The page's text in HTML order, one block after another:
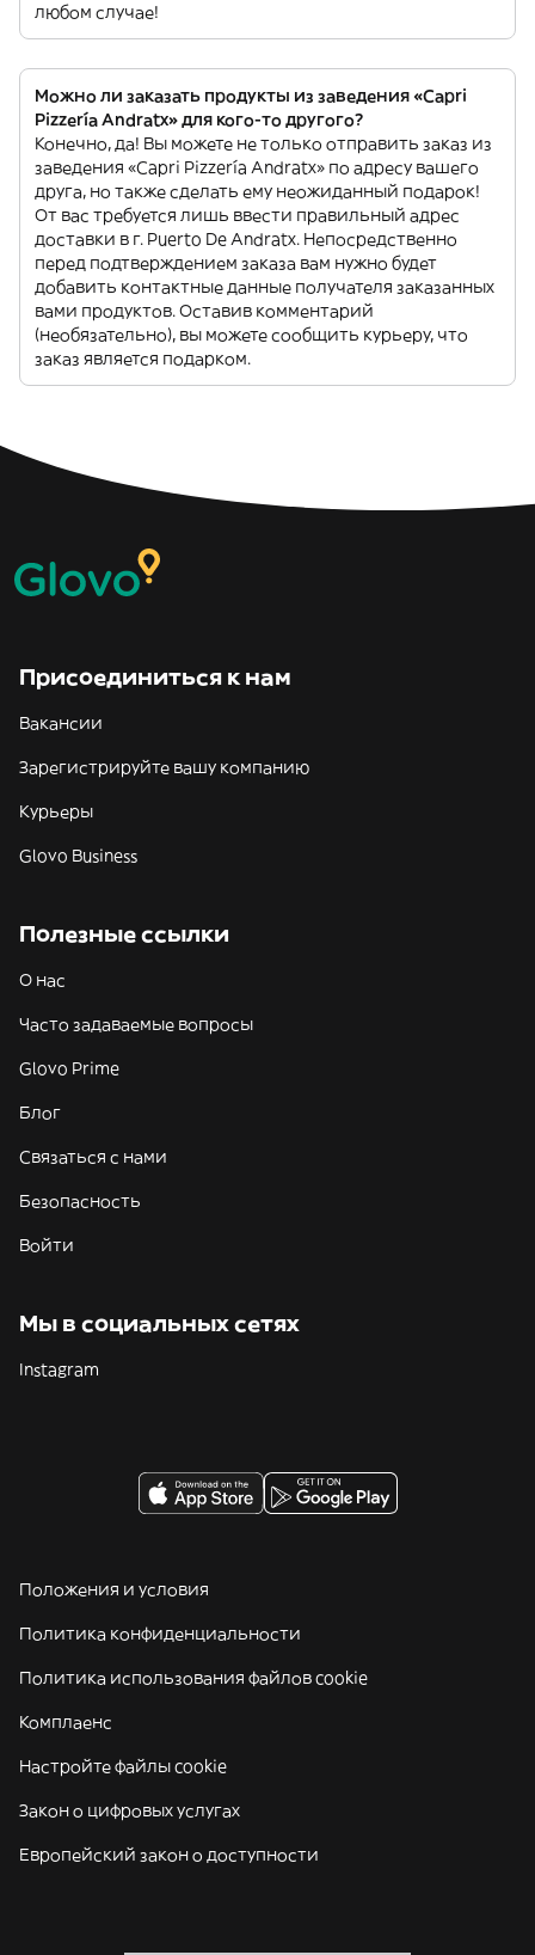
любом случае!
Можно ли заказать продукты из заведения «Capri
Pizzería Andratx» для кого-то другого?
Конечно, да! Вы можете не только отправить заказ из
заведения «Capri Pizzería Andratx» по адресу вашего
друга, но также сделать ему неожиданный подарок!
От вас требуется лишь ввести правильный адрес
доставки в г. Puerto De Andratx. Непосредственно
перед подтверждением заказа вам нужно будет
добавить контактные данные получателя заказанных
вами продуктов. Оставив комментарий
(необязательно), вы можете сообщить курьеру, что
заказ является подарком.
Присоединиться к нам
Вакансии
Зарегистрируйте вашу компанию
Курьеры
Glovo Business
Полезные ссылки
О нас
Часто задаваемые вопросы
Glovo Prime
Блог
Связаться с нами
Безопасность
Войти
Мы в социальных сетях
Instagram
Положения и условия
Политика конфиденциальности
Политика использования файлов cookie
Комплаенс
Настройте файлы cookie
Закон о цифровых услугах
Европейский закон о доступности